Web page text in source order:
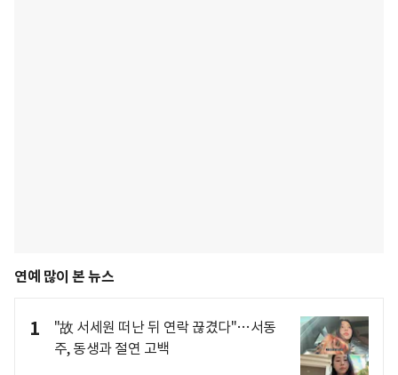
연예 많이 본 뉴스
1
"故 서세원 떠난 뒤 연락 끊겼다"…서동
주, 동생과 절연 고백